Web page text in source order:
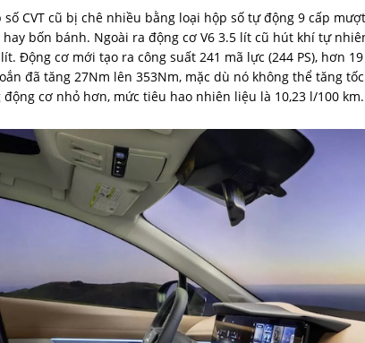
CVT cũ bị chê nhiều bằng loại hộp số tự động 9 cấp
bốn bánh. Ngoài ra động cơ V6 3.5 lít cũ hút khí tự
Động cơ mới tạo ra công suất 241 mã lực (244 PS), hơn
đã tăng 27Nm lên 353Nm, mặc dù nó không thể tăng
cơ nhỏ hơn, mức tiêu hao nhiên liệu là 10,23 l/100 km.